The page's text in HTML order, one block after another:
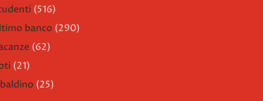
(516)
banco (290)
(62)
(21)
(25)